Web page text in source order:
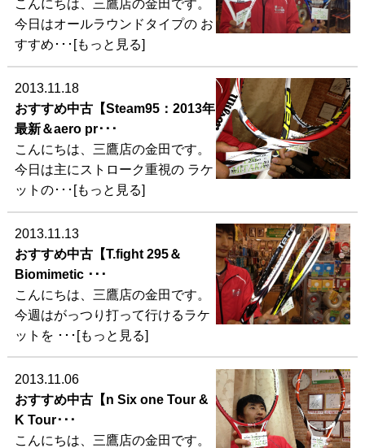
こんにちは、三鷹店の金田です。
今日はオールラウンドタイプの お
すすめ･･･[もっと見る]
2013.11.18
おすすめ中古【Steam95：2013年
最新＆aero pr･･･
こんにちは、三鷹店の金田です。
今日は主にストローク重視の ラケ
ットの･･･[もっと見る]
2013.11.13
おすすめ中古【T.fight 295＆
Biomimetic ･･･
こんにちは、三鷹店の金田です。
今週はがっつり打って行けるラケ
ットを ･･･[もっと見る]
2013.11.06
おすすめ中古【n Six one Tour &
K Tour･･･
こんにちは、三鷹店の金田です。